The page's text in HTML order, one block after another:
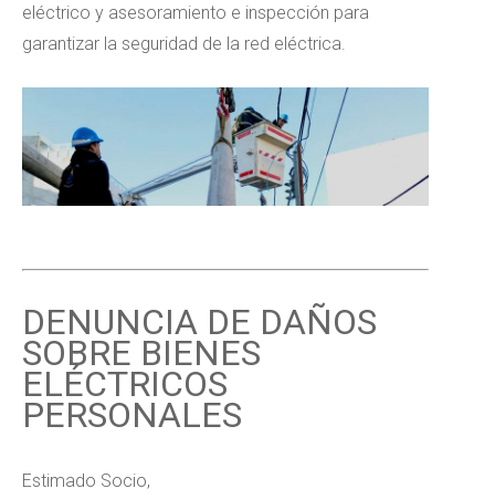
eléctrico y asesoramiento e inspección para
garantizar la seguridad de la red eléctrica.
DENUNCIA DE DAÑOS
SOBRE BIENES
ELÉCTRICOS
PERSONALES
Estimado Socio,